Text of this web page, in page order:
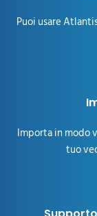
Puoi usare
Importa in modo
tuo